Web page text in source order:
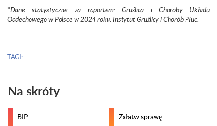
*Dane statystyczne za raportem: Gruźlica i Choroby Układu
Oddechowego w Polsce w 2024 roku. Instytut Gruźlicy i Chorób Płuc.
TAGI:
Na skróty
BIP Załatw sprawę